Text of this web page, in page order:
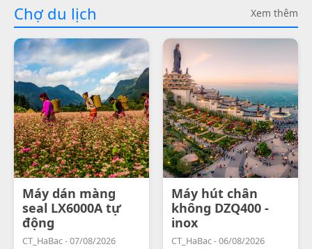
Chợ du lịch Xem thêm
Máy dán màng
seal LX6000A tự
động
CT_HaBac - 07/08/2026
Máy hút chân
không DZQ400 -
inox
CT_HaBac - 06/08/2026